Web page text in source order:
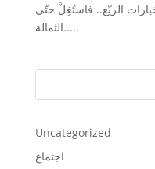
الريّع.. فاستُغِلَّ حتّى
الثمالة.....
Uncategorized
اجتماع